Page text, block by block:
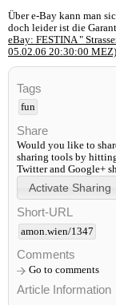
Über e-Bay kann man
doch leider ist die
eBay: FESTINA "
05.02.06 20:30:00 MEZ)
Tags
fun
Share
Would you like to
sharing tools by
Twitter and Google+
Short-URL
amon.wien/1347
Comments
Go to comments
Article Information